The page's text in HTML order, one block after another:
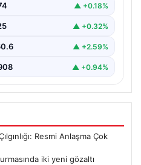
▲ +0.18%
▲ +0.32%
▲ +2.59%
▲ +0.94%
Resmi Anlaşma Çok
iki yeni gözaltı